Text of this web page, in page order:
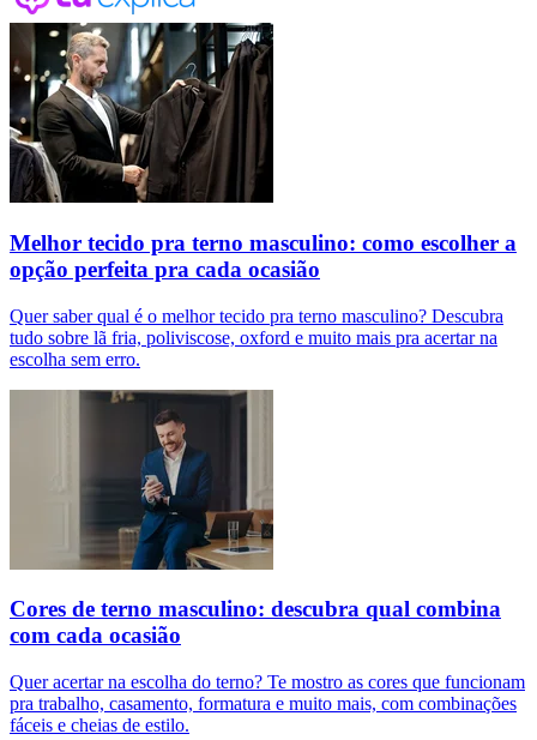
Melhor tecido pra terno masculino: como escolher a
opção perfeita pra cada ocasião
Quer saber qual é o melhor tecido pra terno masculino? Descubra
tudo sobre lã fria, poliviscose, oxford e muito mais pra acertar na
escolha sem erro.
Cores de terno masculino: descubra qual combina
com cada ocasião
Quer acertar na escolha do terno? Te mostro as cores que funcionam
pra trabalho, casamento, formatura e muito mais, com combinações
fáceis e cheias de estilo.